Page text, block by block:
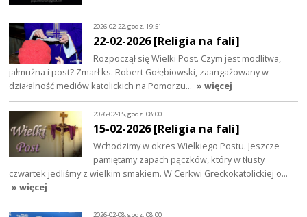
2026-02-22, godz. 19:51
22-02-2026 [Religia na fali]
Rozpoczął się Wielki Post. Czym jest modlitwa,
jałmużna i post? Zmarł ks. Robert Gołębiowski, zaangażowany w
działalność mediów katolickich na Pomorzu… » więcej
2026-02-15, godz. 08:00
15-02-2026 [Religia na fali]
Wchodzimy w okres Wielkiego Postu. Jeszcze
pamiętamy zapach pączków, który w tłusty
czwartek jedliśmy z wielkim smakiem. W Cerkwi Greckokatolickiej o…
» więcej
2026-02-08, godz. 08:00